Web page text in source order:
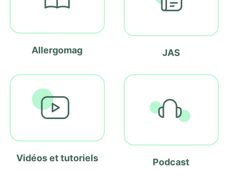
Allergomag JAS
Vidéos et tutoriels Podcast